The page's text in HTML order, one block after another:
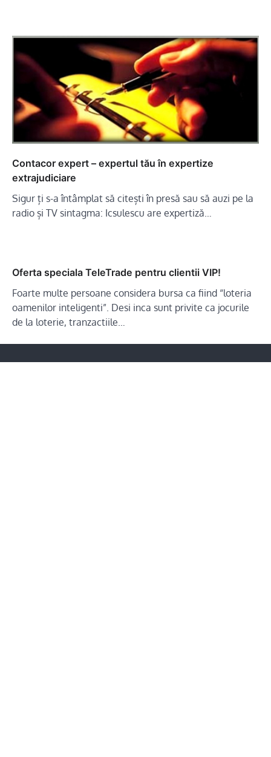
Contacor expert – expertul tău în expertize
extrajudiciare
Sigur ți s-a întâmplat să citești în presă sau să auzi pe la
radio și TV sintagma: Icsulescu are expertiză…
Oferta speciala TeleTrade pentru clientii VIP!
Foarte multe persoane considera bursa ca fiind “loteria
oamenilor inteligenti”. Desi inca sunt privite ca jocurile
de la loterie, tranzactiile…